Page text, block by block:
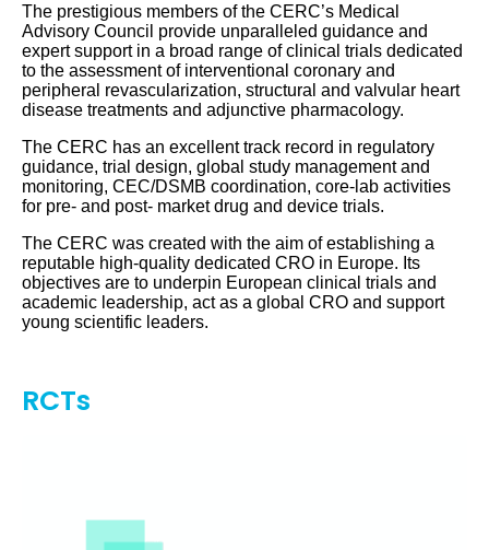
The prestigious members of the CERC’s Medical
Advisory Council provide unparalleled guidance and
expert support in a broad range of clinical trials dedicated
to the assessment of interventional coronary and
peripheral revascularization, structural and valvular heart
disease treatments and adjunctive pharmacology.
The CERC has an excellent track record in regulatory
guidance, trial design, global study management and
monitoring, CEC/DSMB coordination, core-lab activities
for pre- and post- market drug and device trials.
The CERC was created with the aim of establishing a
reputable high-quality dedicated CRO in Europe. Its
objectives are to underpin European clinical trials and
academic leadership, act as a global CRO and support
young scientific leaders.
RCTs